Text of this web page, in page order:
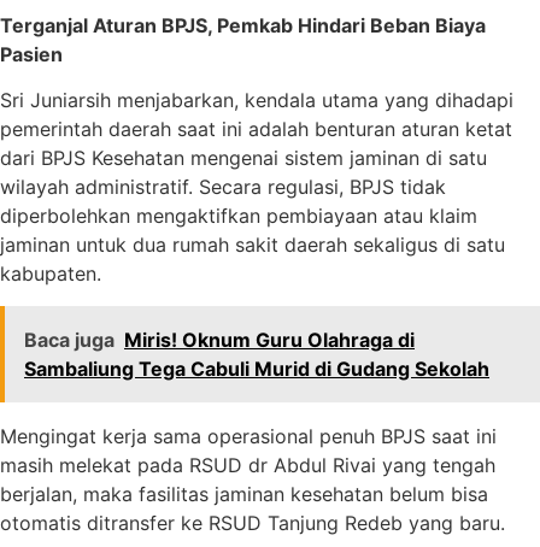
Terganjal Aturan BPJS, Pemkab Hindari Beban Biaya
Pasien
Sri Juniarsih menjabarkan, kendala utama yang dihadapi
pemerintah daerah saat ini adalah benturan aturan ketat
dari BPJS Kesehatan mengenai sistem jaminan di satu
wilayah administratif. Secara regulasi, BPJS tidak
diperbolehkan mengaktifkan pembiayaan atau klaim
jaminan untuk dua rumah sakit daerah sekaligus di satu
kabupaten.
Baca juga Miris! Oknum Guru Olahraga di
Sambaliung Tega Cabuli Murid di Gudang Sekolah
Mengingat kerja sama operasional penuh BPJS saat ini
masih melekat pada RSUD dr Abdul Rivai yang tengah
berjalan, maka fasilitas jaminan kesehatan belum bisa
otomatis ditransfer ke RSUD Tanjung Redeb yang baru.